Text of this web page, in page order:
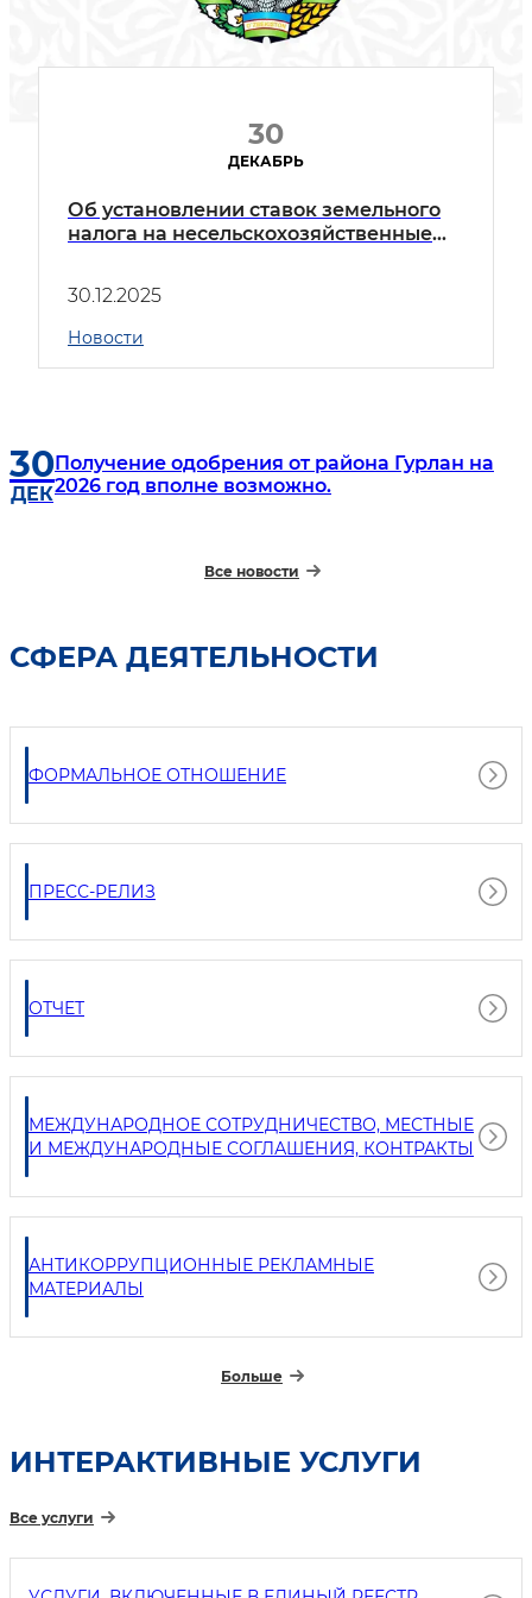
30
ДЕКАБРЬ
Об установлении ставок земельного
налога на несельскохозяйственные
использование водных ресурсов и
цветных строительных материалов (за
исключением цемента) на 2026 год.
30.12.2025
Новости
30
ДЕК
Получение одобрения от района Гурлан на
2026 год вполне возможно.
Все новости
СФЕРА ДЕЯТЕЛЬНОСТИ
ФОРМАЛЬНОЕ ОТНОШЕНИЕ
ПРЕСС-РЕЛИЗ
ОТЧЕТ
МЕЖДУНАРОДНОЕ СОТРУДНИЧЕСТВО, МЕСТНЫЕ
И МЕЖДУНАРОДНЫЕ СОГЛАШЕНИЯ, КОНТРАКТЫ
АНТИКОРРУПЦИОННЫЕ РЕКЛАМНЫЕ
МАТЕРИАЛЫ
Больше
ИНТЕРАКТИВНЫЕ УСЛУГИ
Все услуги